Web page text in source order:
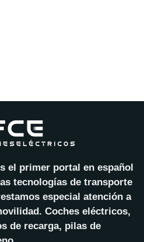
el primer portal en español
tecnologías de transporte
especial atención a
Coches eléctricos,
de recarga, pilas de